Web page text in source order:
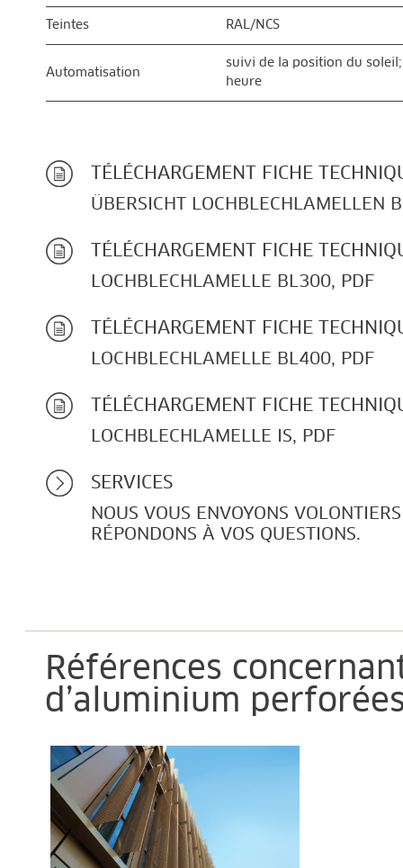
Teintes RAL/NCS
Automatisation
suivi de la position du
heure
TÉLÉCHARGEMENT FICHE
ÜBERSICHT LOCHBLECHLAMELLEN
TÉLÉCHARGEMENT FICHE
LOCHBLECHLAMELLE BL300, PDF
TÉLÉCHARGEMENT FICHE
LOCHBLECHLAMELLE BL400, PDF
TÉLÉCHARGEMENT FICHE
LOCHBLECHLAMELLE IS, PDF
SERVICES
NOUS VOUS ENVOYONS
RÉPONDONS À VOS QUESTIONS.
Références
d’aluminium